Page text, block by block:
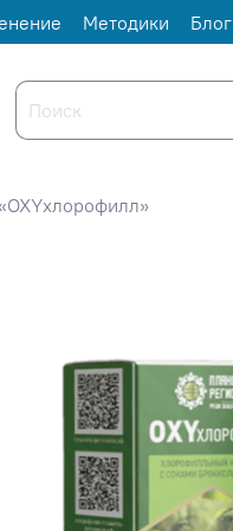
Методики Блог
«OXYхлорофилл»